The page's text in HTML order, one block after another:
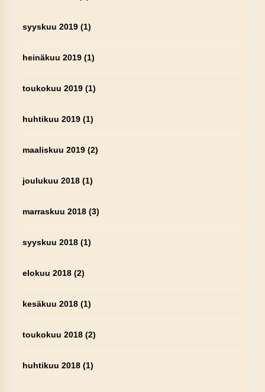
syyskuu 2019(1)
heinäkuu 2019(1)
toukokuu 2019(1)
huhtikuu 2019(1)
maaliskuu 2019(2)
joulukuu 2018(1)
marraskuu 2018(3)
syyskuu 2018(1)
elokuu 2018(2)
kesäkuu 2018(1)
toukokuu 2018(2)
huhtikuu 2018(1)